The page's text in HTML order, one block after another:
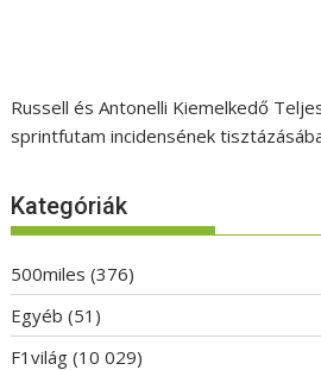
Russell és Antonelli Kiemelkedő
sprintfutam incidensének
Kategóriák
500miles (376)
Egyéb (51)
F1világ (10 029)